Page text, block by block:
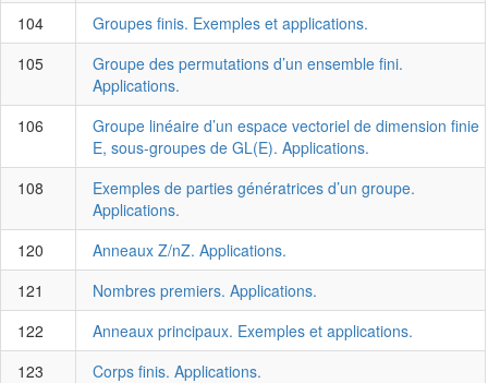
104
Groupes finis. Exemples et applications.
105
Groupe des permutations d’un ensemble fini.
Applications.
106
Groupe linéaire d’un espace vectoriel de dimension finie
E, sous-groupes de GL(E). Applications.
108
Exemples de parties génératrices d’un groupe.
Applications.
120
Anneaux Z/nZ. Applications.
121
Nombres premiers. Applications.
122
Anneaux principaux. Exemples et applications.
123
Corps finis. Applications.